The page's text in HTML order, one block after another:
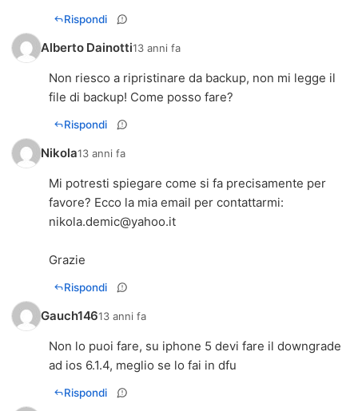
Rispondi
Alberto Dainotti13 anni fa
Non riesco a ripristinare da backup, non mi legge il
file di backup! Come posso fare?
Rispondi
Nikola13 anni fa
Mi potresti spiegare come si fa precisamente per
nikola.demic@yahoo.it
Grazie
Rispondi
Gauch14613 anni fa
Non lo puoi fare, su iphone 5 devi fare il downgrade
ad ios 6.1.4, meglio se lo fai in dfu
Rispondi